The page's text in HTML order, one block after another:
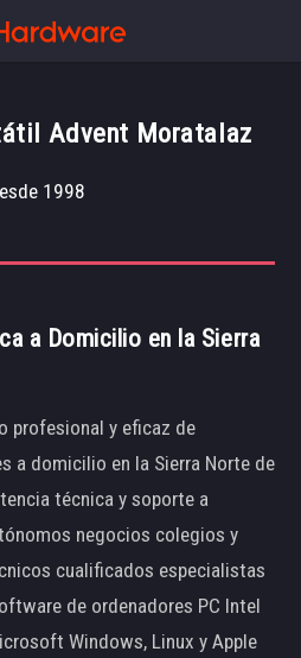
Advent Moratalaz
1998
a Domicilio en la Sierra
profesional y eficaz de
a domicilio en la Sierra Norte de
técnica y soporte a
negocios colegios y
cualificados especialistas
de ordenadores PC Intel
Windows, Linux y Apple